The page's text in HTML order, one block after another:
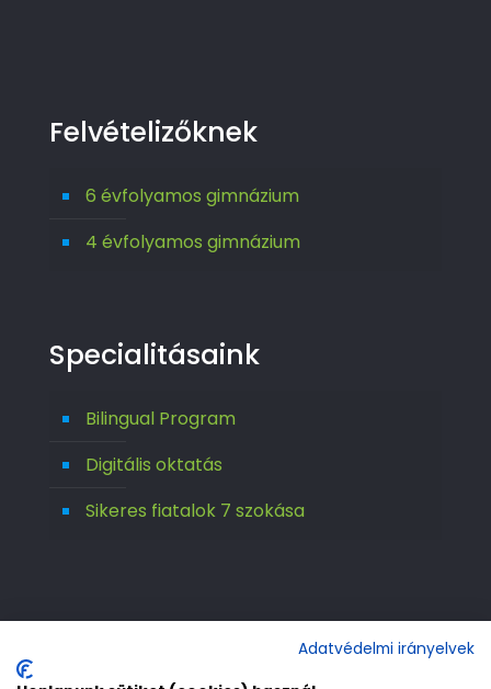
Felvételizőknek
6 évfolyamos gimnázium
4 évfolyamos gimnázium
Specialitásaink
Bilingual Program
Digitális oktatás
Sikeres fiatalok 7 szokása
Adatvédelmi irányelvek